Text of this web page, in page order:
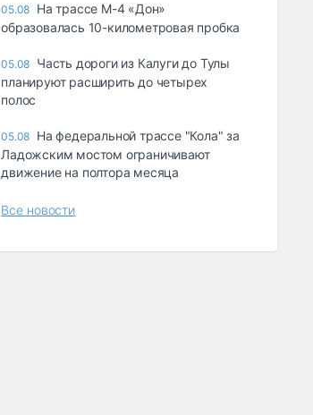
05.08 На трассе М-4 «Дон»
образовалась 10-километровая пробка
05.08 Часть дороги из Калуги до Тулы
планируют расширить до четырех
полос
05.08 На федеральной трассе "Кола" за
Ладожским мостом ограничивают
движение на полтора месяца
Все новости